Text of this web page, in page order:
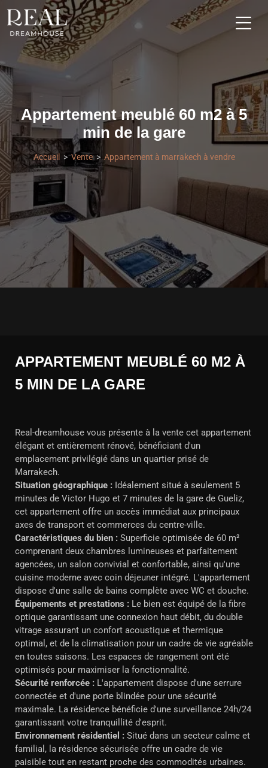
Appartement meublé 60 m2 à 5
min de la gare
Accueil Vente Appartement à marrakech à vendre
APPARTEMENT MEUBLÉ 60 M2 À
5 MIN DE LA GARE
Real-dreamhouse vous présente à la vente cet appartement
élégant et entièrement rénové, bénéficiant d'un
emplacement privilégié dans un quartier prisé de
Marrakech.
Situation géographique : Idéalement situé à seulement 5
minutes de Victor Hugo et 7 minutes de la gare de Gueliz,
cet appartement offre un accès immédiat aux principaux
axes de transport et commerces du centre-ville.
Caractéristiques du bien : Superficie optimisée de 60 m²
comprenant deux chambres lumineuses et parfaitement
agencées, un salon convivial et confortable, ainsi qu'une
cuisine moderne avec coin déjeuner intégré. L'appartement
dispose d'une salle de bains complète avec WC et douche.
Équipements et prestations : Le bien est équipé de la fibre
optique garantissant une connexion haut débit, du double
vitrage assurant un confort acoustique et thermique
optimal, et de la climatisation pour un cadre de vie agréable
en toutes saisons. Les espaces de rangement ont été
optimisés pour maximiser la fonctionnalité.
Sécurité renforcée : L'appartement dispose d'une serrure
connectée et d'une porte blindée pour une sécurité
maximale. La résidence bénéficie d'une surveillance 24h/24
garantissant votre tranquillité d'esprit.
Environnement résidentiel : Situé dans un secteur calme et
familial, la résidence sécurisée offre un cadre de vie
paisible tout en restant proche des commodités urbaines.